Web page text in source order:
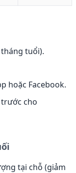
tuổi).
hoặc Facebook.
cho
tại chỗ (giảm